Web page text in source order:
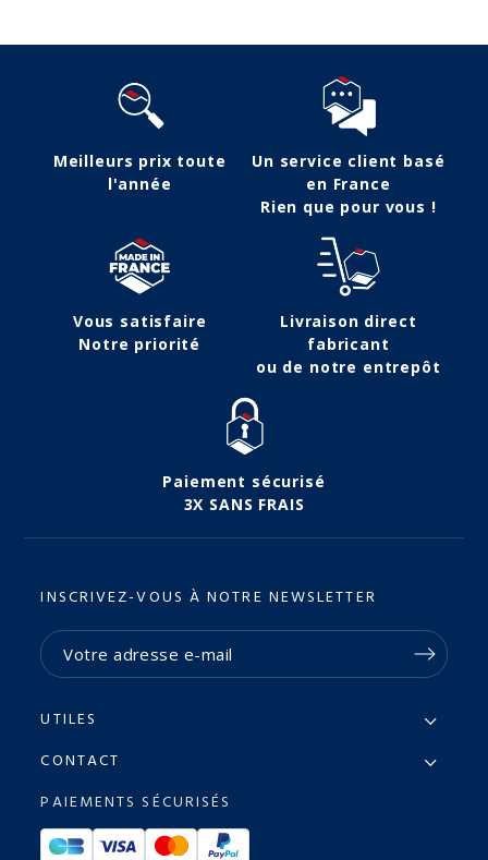
(4 avis)
Meilleurs prix toute
l'année
Un service client basé
en France
Rien que pour vous !
Vous satisfaire
Notre priorité
Livraison direct
fabricant
ou de notre entrepôt
Paiement sécurisé
3X SANS FRAIS
INSCRIVEZ-VOUS À NOTRE NEWSLETTER
UTILES
CONTACT
PAIEMENTS SÉCURISÉS